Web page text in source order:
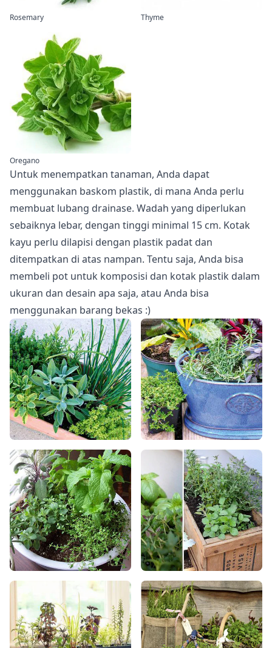
Rosemary Thyme
Oregano
Untuk menempatkan tanaman, Anda dapat
menggunakan baskom plastik, di mana Anda perlu
membuat lubang drainase. Wadah yang diperlukan
sebaiknya lebar, dengan tinggi minimal 15 cm. Kotak
kayu perlu dilapisi dengan plastik padat dan
ditempatkan di atas nampan. Tentu saja, Anda bisa
membeli pot untuk komposisi dan kotak plastik dalam
ukuran dan desain apa saja, atau Anda bisa
menggunakan barang bekas :)